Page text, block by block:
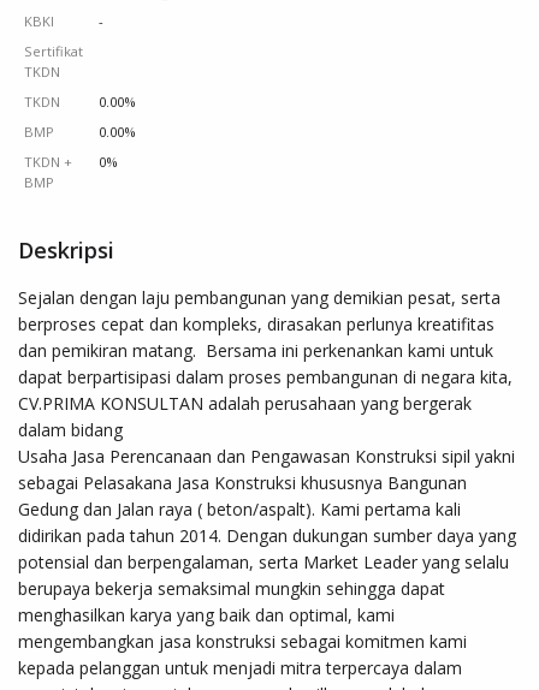
KBKI
-
Sertifikat
TKDN
TKDN
0.00%
BMP
0.00%
TKDN +
BMP
0%
Deskripsi
Sejalan dengan laju pembangunan yang demikian pesat, serta
berproses cepat dan kompleks, dirasakan perlunya kreatifitas
dan pemikiran matang.  Bersama ini perkenankan kami untuk
dapat berpartisipasi dalam proses pembangunan di negara kita,
CV.PRIMA KONSULTAN adalah perusahaan yang bergerak
dalam bidang
Usaha Jasa Perencanaan dan Pengawasan Konstruksi sipil yakni
sebagai Pelasakana Jasa Konstruksi khususnya Bangunan
Gedung dan Jalan raya ( beton/aspalt). Kami pertama kali
didirikan pada tahun 2014. Dengan dukungan sumber daya yang
potensial dan berpengalaman, serta Market Leader yang selalu
berupaya bekerja semaksimal mungkin sehingga dapat
menghasilkan karya yang baik dan optimal, kami
mengembangkan jasa konstruksi sebagai komitmen kami
kepada pelanggan untuk menjadi mitra terpercaya dalam